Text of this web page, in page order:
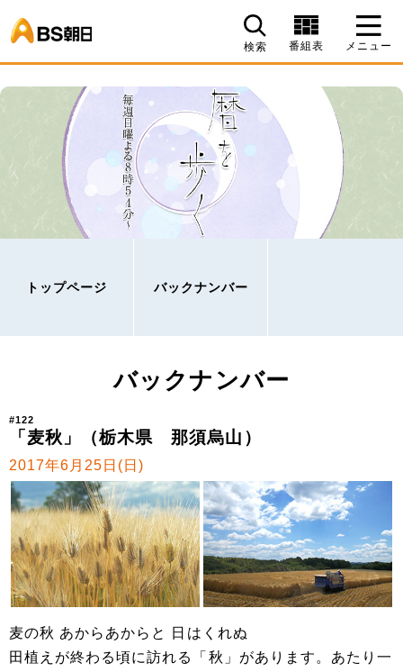
検索 番組表 メニュー
トップページ バックナンバー
バックナンバー
#122
「麦秋」（栃木県 那須烏山）
2017年6月25日(日)
麦の秋 あからあからと 日はくれぬ
田植えが終わる頃に訪れる「秋」があります。あたり一